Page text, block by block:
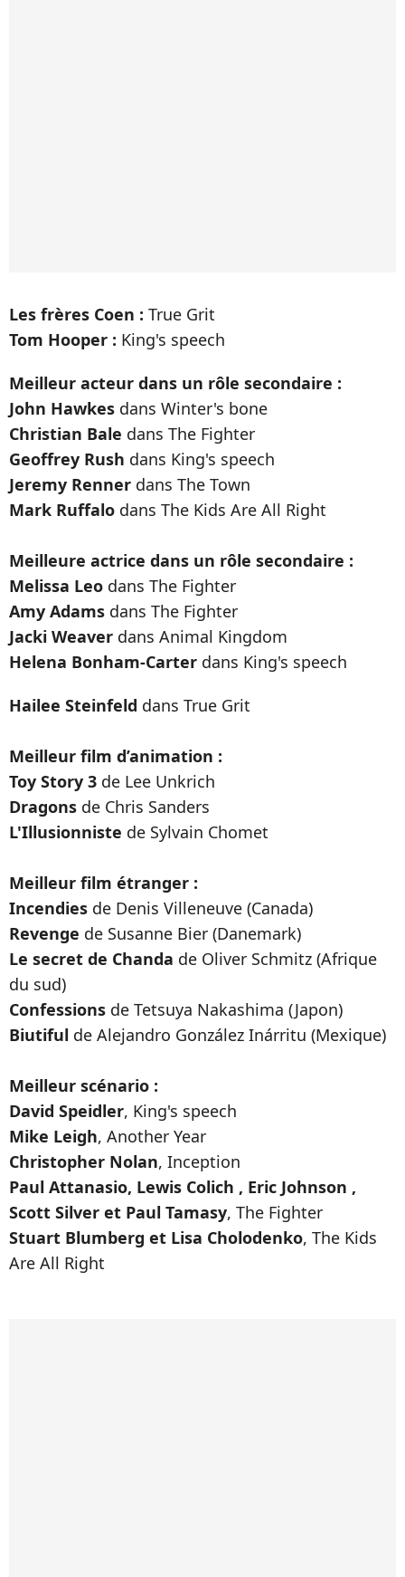
Les frères Coen : True Grit
Tom Hooper : King's speech
Meilleur acteur dans un rôle secondaire :
John Hawkes dans Winter's bone
Christian Bale dans The Fighter
Geoffrey Rush dans King's speech
Jeremy Renner dans The Town
Mark Ruffalo dans The Kids Are All Right
Meilleure actrice dans un rôle secondaire :
Melissa Leo dans The Fighter
Amy Adams dans The Fighter
Jacki Weaver dans Animal Kingdom
Helena Bonham-Carter dans King's speech
Hailee Steinfeld dans True Grit
Meilleur film d’animation :
Toy Story 3 de Lee Unkrich
Dragons de Chris Sanders
L'Illusionniste de Sylvain Chomet
Meilleur film étranger :
Incendies de Denis Villeneuve (Canada)
Revenge de Susanne Bier (Danemark)
Le secret de Chanda de Oliver Schmitz (Afrique
du sud)
Confessions de Tetsuya Nakashima (Japon)
Biutiful de Alejandro González Inárritu (Mexique)
Meilleur scénario :
David Speidler, King's speech
Mike Leigh, Another Year
Christopher Nolan, Inception
Paul Attanasio, Lewis Colich , Eric Johnson ,
Scott Silver et Paul Tamasy, The Fighter
Stuart Blumberg et Lisa Cholodenko, The Kids
Are All Right